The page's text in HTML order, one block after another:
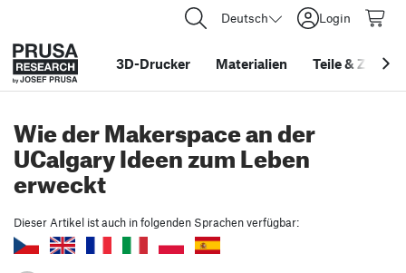
Deutsch Login
3D-Drucker Materialien Teile&
Wie der Makerspace an der
UCalgary Ideen zum Leben
erweckt
Dieser Artikel ist auch in folgenden Sprachen verfügbar: